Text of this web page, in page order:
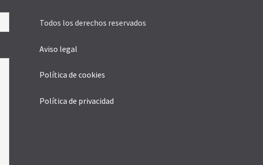
Todos los derechos reservados
Aviso legal
Política de cookies
Política de privacidad